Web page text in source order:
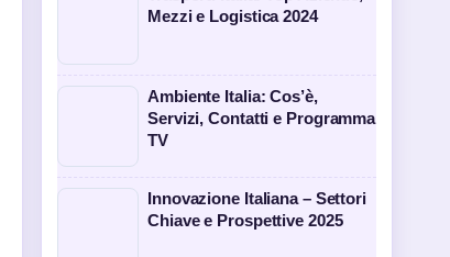
Mezzi e Logistica 2024
Ambiente Italia: Cos’è,
Servizi, Contatti e Programma
TV
Innovazione Italiana – Settori
Chiave e Prospettive 2025